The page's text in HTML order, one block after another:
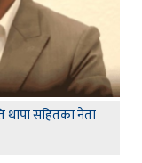
थापा सहितका नेता